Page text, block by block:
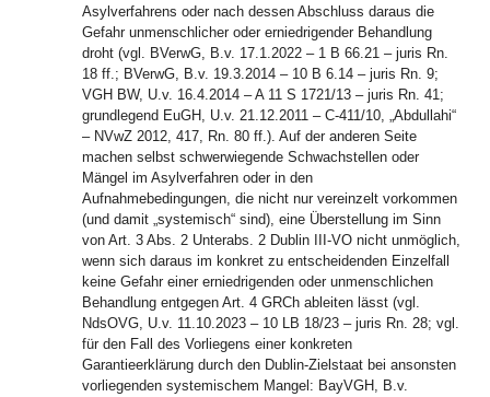
Asylverfahrens oder nach dessen Abschluss daraus die
Gefahr unmenschlicher oder erniedrigender Behandlung
droht (vgl. BVerwG, B.v. 17.1.2022 – 1 B 66.21 – juris Rn.
18 ff.; BVerwG, B.v. 19.3.2014 – 10 B 6.14 – juris Rn. 9;
VGH BW, U.v. 16.4.2014 – A 11 S 1721/13 – juris Rn. 41;
grundlegend EuGH, U.v. 21.12.2011 – C-411/10, „Abdullahi“
– NVwZ 2012, 417, Rn. 80 ff.). Auf der anderen Seite
machen selbst schwerwiegende Schwachstellen oder
Mängel im Asylverfahren oder in den
Aufnahmebedingungen, die nicht nur vereinzelt vorkommen
(und damit „systemisch“ sind), eine Überstellung im Sinn
von Art. 3 Abs. 2 Unterabs. 2 Dublin III-VO nicht unmöglich,
wenn sich daraus im konkret zu entscheidenden Einzelfall
keine Gefahr einer erniedrigenden oder unmenschlichen
Behandlung entgegen Art. 4 GRCh ableiten lässt (vgl.
NdsOVG, U.v. 11.10.2023 – 10 LB 18/23 – juris Rn. 28; vgl.
für den Fall des Vorliegens einer konkreten
Garantieerklärung durch den Dublin-Zielstaat bei ansonsten
vorliegenden systemischem Mangel: BayVGH, B.v.